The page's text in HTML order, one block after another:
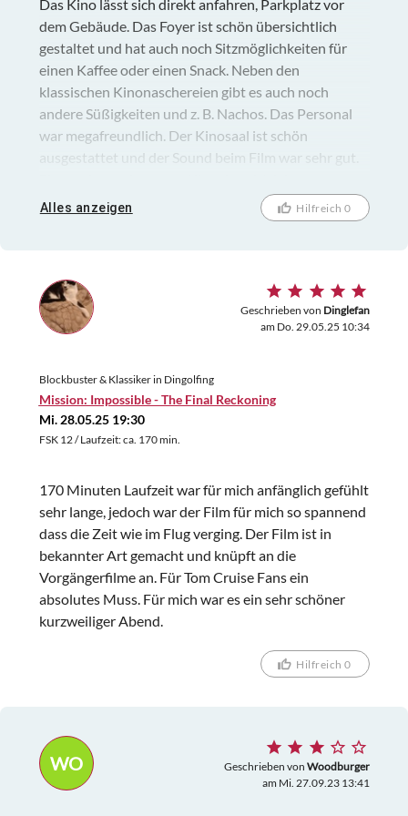
Das Kino lässt sich direkt anfahren, Parkplatz vor
dem Gebäude. Das Foyer ist schön übersichtlich
gestaltet und hat auch noch Sitzmöglichkeiten für
einen Kaffee oder einen Snack. Neben den
klassischen Kinonaschereien gibt es auch noch
andere Süßigkeiten und z. B. Nachos. Das Personal
war megafreundlich. Der Kinosaal ist schön
ausgestattet und der Sound beim Film war sehr gut.
wieder.
Alles anzeigen Hilfreich 0
Geschrieben von Dinglefan
am Do. 29.05.25 10:34
Blockbuster & Klassiker in Dingolfing
Mission: Impossible - The Final Reckoning
Mi. 28.05.25 19:30
FSK 12 / Laufzeit: ca. 170 min.
170 Minuten Laufzeit war für mich anfänglich gefühlt
sehr lange, jedoch war der Film für mich so spannend
dass die Zeit wie im Flug verging. Der Film ist in
bekannter Art gemacht und knüpft an die
Vorgängerfilme an. Für Tom Cruise Fans ein
absolutes Muss. Für mich war es ein sehr schöner
kurzweiliger Abend.
Hilfreich 0
WO Geschrieben von Woodburger
am Mi. 27.09.23 13:41